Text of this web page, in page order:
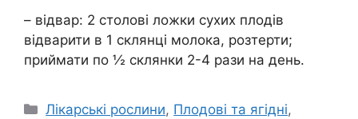
– відвар: 2 столові ложки сухих плодів
відварити в 1 склянці молока, розтерти;
приймати по ½ склянки 2-4 рази на день.
Категорії
Лікарські рослини, Плодові та ягідні,